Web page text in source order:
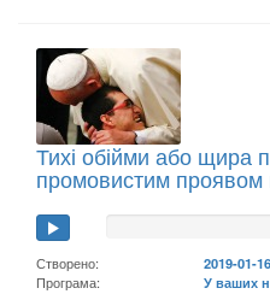
Тихі обійми або щира
промовистим
Створено:
2019-01-
Програма:
У ваших